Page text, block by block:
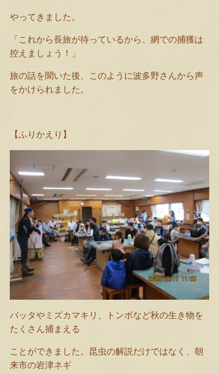
やってきました。
「これから長旅が待っているから、網での捕獲は
控えましょう！」
旅の話を聞いた後、このように波多野さんから声
をかけられました。
【ふりかえり】
バッタやミズカマキリ、トンボなど秋の生き物を
たくさん捕まえる
ことができました。昆虫の解説だけではなく、朝
来市の岩津ネギ